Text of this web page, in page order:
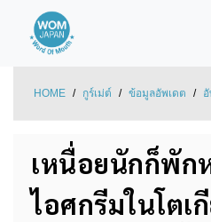
HOME / กูร์เม่ต์ / ข้อมูลอัพเดต /
เหนื่อยนักก็พัก
ไอศกรีมในโตเ